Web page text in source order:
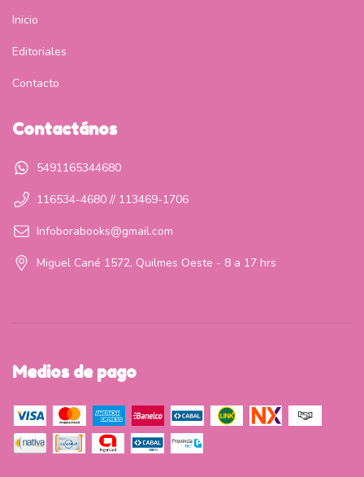
Inicio
Editoriales
Contacto
Contactános
5491165344680
116534-4680 // 113469-1706
Infoborabooks@gmail.com
Miguel Cané 1572, Quilmes Oeste - 8 a 17 hrs
Medios de pago